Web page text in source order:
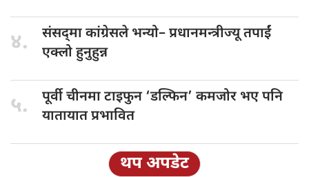
४. संसद्‌मा कांग्रेसले भन्यो–प्रधानमन्त्रीज्यू तपाईं
एक्लो हुनुहुन्न
५. पूर्वी चीनमाटाइफुन ‘डल्फिन’ कमजोर भए पनि
यातायात प्रभावित
थप अपडेट